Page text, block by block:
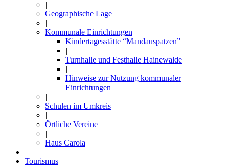
|
Geographische Lage
|
Kommunale Einrichtungen
Kindertagesstätte “Mandauspatzen”
|
Turnhalle und Festhalle Hainewalde
|
Hinweise zur Nutzung kommunaler
Einrichtungen
|
Schulen im Umkreis
|
Örtliche Vereine
|
Haus Carola
|
Tourismus